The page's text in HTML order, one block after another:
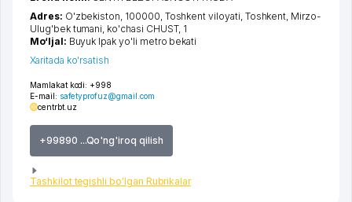
Mamlakat kodi: +998
E-mail: safetyprofuz@gmail.com
centrbt.uz
+99890 ...Qo'ng'iroq qilish
Tashkilot tegishli bo'lgan Rubrikalar
Adres: O'zbekiston, 100000, Toshkent viloyati, Toshkent, Mirzo-
Ulug'bek tumani, ko'chasi CHUST, 1
Mo‘ljal: Buyuk Ipak yo'li metro bekati
Xaritada ko'rsatish